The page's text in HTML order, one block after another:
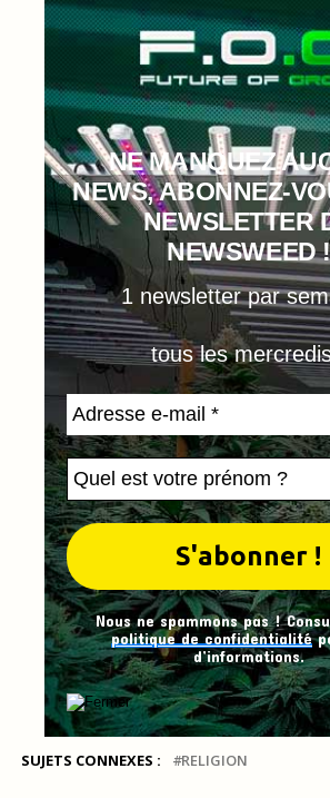
NE MANQUEZ
NEWS, ABONNEZ-
NEWSLETTER
NEWSWEED !
1 newsletter par
tous les
Nous ne spammons pas !
politique de confidentialité
d’informations.
SUJETS CONNEXES : RELIGION